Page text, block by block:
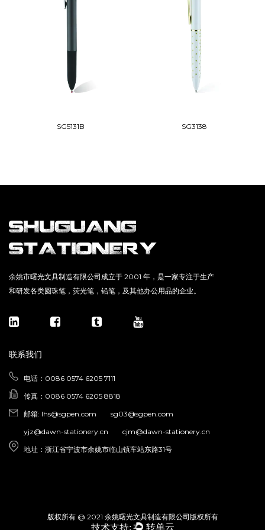
SG5131B SG3138
余姚市曙光文具制造有限公司成立于 2001 年，是一家专注于生产
和研发各类圆珠笔，荧光笔，铅笔，及其他办公用品的企业。
联系我们
电话：0086 0574 6205 7111
传真：0086 0574 6205 8818
邮箱: lhs@sgpen.com
sg03@sgpen.com
yjz@dawn-stationery.cn
cjm@dawn-stationery.cn
地址：浙江省宁波市余姚市临山镇车站东路31号
版权所有 @ 2021 余姚曙光文具制造有限公司版权所有